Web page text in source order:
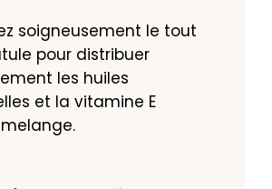
soigneusement le tout
pour distribuer
les huiles
et la vitamine E